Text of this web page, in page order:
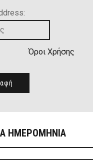
Όροι Χρήσης
ΗΜΕΡΟΜΗΝΙΑ